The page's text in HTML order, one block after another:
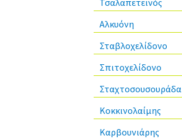
Τσαλαπετεινός
Αλκυόνη
Σταβλοχελίδονο
Σπιτοχελίδονο
Σταχτοσουσουράδα
Κοκκινολαίμης
Καρβουνιάρης